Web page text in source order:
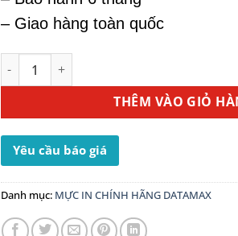
– Giao hàng toàn quốc
Mực In HP 43X (C8543X) - Dùng Cho
THÊM VÀO GIỎ
Yêu cầu báo giá
Danh mục: MỰC IN CHÍNH HÃNG DATAMAX